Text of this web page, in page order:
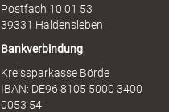
Postfach 10 01 53
39331 Haldensleben
Bankverbindung
Kreissparkasse Börde
IBAN: DE96 8105 5000 3400
0053 54